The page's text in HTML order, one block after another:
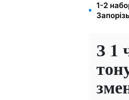
1-2
З 1